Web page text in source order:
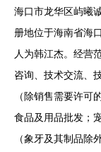
海口市龙华区屿曦
册地位于海南省海
人为韩江杰。经营
咨询、技术交流、
（除销售需要许可
食品及用品批发；
（象牙及其制品除